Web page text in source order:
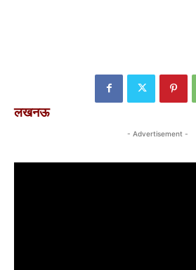
लखनऊ
- Advertisement -